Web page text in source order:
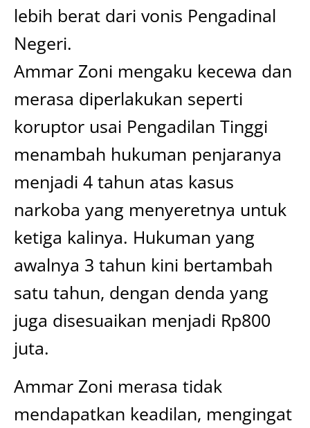
lebih berat dari vonis Pengadinal
Negeri.
Ammar Zoni mengaku kecewa dan
merasa diperlakukan seperti
koruptor usai Pengadilan Tinggi
menambah hukuman penjaranya
menjadi 4 tahun atas kasus
narkoba yang menyeretnya untuk
ketiga kalinya. Hukuman yang
awalnya 3 tahun kini bertambah
satu tahun, dengan denda yang
juga disesuaikan menjadi Rp800
juta.
Ammar Zoni merasa tidak
mendapatkan keadilan, mengingat